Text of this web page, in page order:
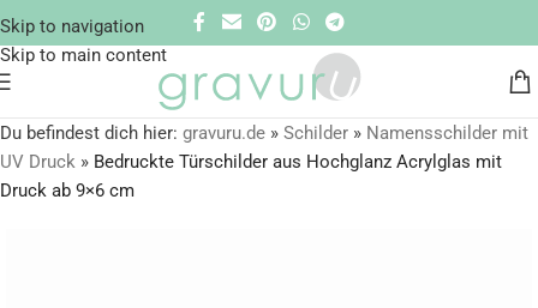
Skip to navigation
Skip to main content
Du befindest dich hier: gravuru.de » Schilder » Namensschilder mit
UV Druck » Bedruckte Türschilder aus Hochglanz Acrylglas mit
Druck ab 9×6 cm